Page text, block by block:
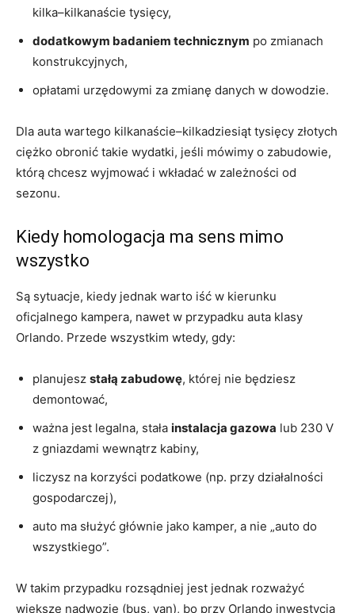
kilka–kilkanaście tysięcy,
dodatkowym badaniem technicznym po zmianach
konstrukcyjnych,
opłatami urzędowymi za zmianę danych w dowodzie.
Dla auta wartego kilkanaście–kilkadziesiąt tysięcy złotych
ciężko obronić takie wydatki, jeśli mówimy o zabudowie,
którą chcesz wyjmować i wkładać w zależności od
sezonu.
Kiedy homologacja ma sens mimo
wszystko
Są sytuacje, kiedy jednak warto iść w kierunku
oficjalnego kampera, nawet w przypadku auta klasy
Orlando. Przede wszystkim wtedy, gdy:
planujesz stałą zabudowę, której nie będziesz
demontować,
ważna jest legalna, stała instalacja gazowa lub 230 V
z gniazdami wewnątrz kabiny,
liczysz na korzyści podatkowe (np. przy działalności
gospodarczej),
auto ma służyć głównie jako kamper, a nie „auto do
wszystkiego”.
W takim przypadku rozsądniej jest jednak rozważyć
większe nadwozie (bus, van), bo przy Orlando inwestycja